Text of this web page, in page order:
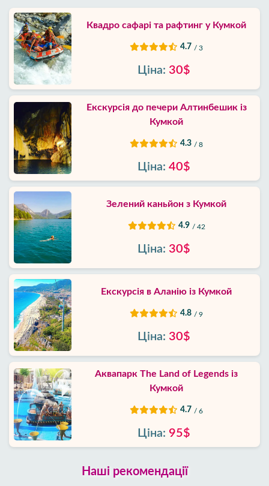
Квадро сафарі та рафтинг у Кумкой
4.7 / 3
Ціна: 30$
Екскурсія до печери Алтинбешик із
Кумкой
4.3 / 8
Ціна: 40$
Зелений каньйон з Кумкой
4.9 / 42
Ціна: 30$
Екскурсія в Аланію із Кумкой
4.8 / 9
Ціна: 30$
Аквапарк The Land of Legends із
Кумкой
4.7 / 6
Ціна: 95$
Наші рекомендації